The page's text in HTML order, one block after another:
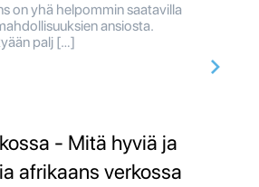
on yhä helpommin saatavilla
ansiosta.
palj […]
- Mitä hyviä ja
afrikaans verkossa